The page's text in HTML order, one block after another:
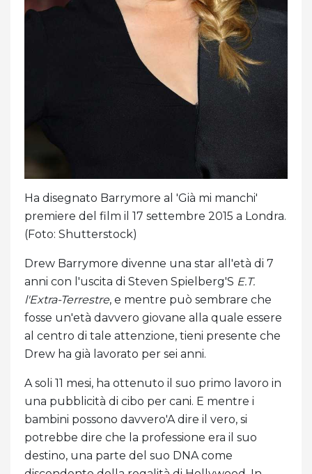
Ha disegnato Barrymore al 'Già mi manchi'
premiere del film il 17 settembre 2015 a Londra.
(Foto: Shutterstock)
Drew Barrymore divenne una star all'età di 7
anni con l'uscita di Steven Spielberg'S E.T.
l'Extra-Terrestre, e mentre può sembrare che
fosse un'età davvero giovane alla quale essere
al centro di tale attenzione, tieni presente che
Drew ha già lavorato per sei anni.
A soli 11 mesi, ha ottenuto il suo primo lavoro in
una pubblicità di cibo per cani. E mentre i
bambini possono davvero'A dire il vero, si
potrebbe dire che la professione era il suo
destino, una parte del suo DNA come